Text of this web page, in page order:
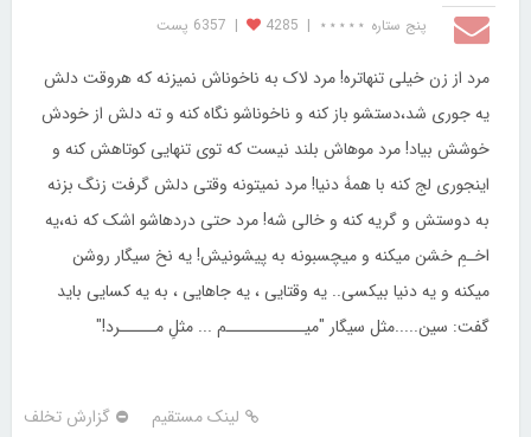
پنج ستاره ⋆⋆⋆⋆⋆ |
4285
| 6357 پست
مرد از زن خیلی تنهاتره! مرد لاک به ناخوناش نمیزنه که هروقت دلش
یه جوری شد،دستشو باز کنه و ناخوناشو نگاه کنه و ته دلش از خودش
خوشش بیاد! مرد موهاش بلند نیست که توی تنهایی کوتاهش کنه و
اینجوری لج کنه با همۀ دنیا! مرد نمیتونه وقتی دلش گرفت زنگ بزنه
به دوستش و گریه کنه و خالی شه! مرد حتی دردهاشو اشک که نه،یه
اخـمِ خشن میکنه و میچسبونه به پیشونیش! یه نخ سیگار روشن
میکنه و یه دنیا بیکسی.. یه وقتایی ، یه جاهایی ، به یه کسایی باید
گفت: سین.....مثل سیگار "میـــــــــــم ... مثلِ مـــــرد!"
لینک مستقیم گزارش تخلف